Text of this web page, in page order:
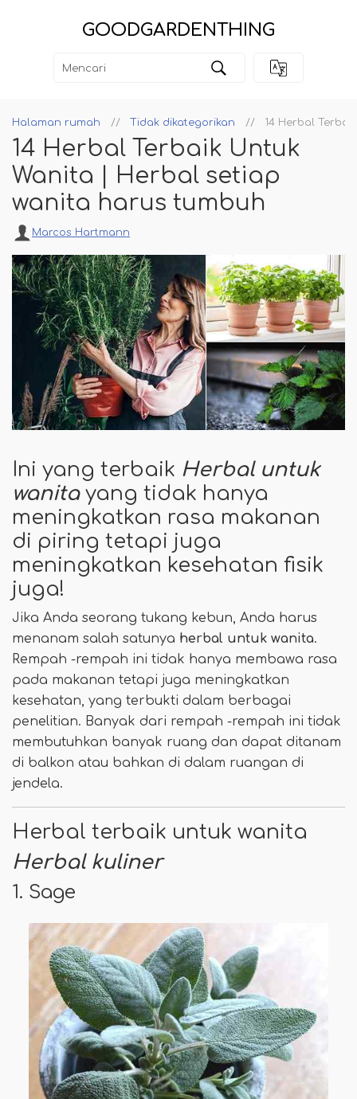
GOODGARDENTHING
Halaman rumah Tidak dikategorikan 14 Herbal
14 Herbal Terbaik Untuk
Wanita | Herbal setiap
wanita harus tumbuh
Marcos Hartmann
Ini yang terbaik Herbal untuk
wanitayang tidak hanya
meningkatkan rasa makanan
di piring tetapi juga
meningkatkan kesehatan fisik
juga!
Jika Anda seorang tukang kebun, Anda harus
menanam salah satunya herbal untuk wanita.
Rempah -rempah ini tidak hanya membawa rasa
pada makanan tetapi juga meningkatkan
kesehatan, yang terbukti dalam berbagai
penelitian. Banyak dari rempah -rempah ini tidak
membutuhkan banyak ruang dan dapat ditanam
di balkon atau bahkan di dalam ruangan di
jendela.
Herbal terbaik untuk wanita
Herbal kuliner
1. Sage